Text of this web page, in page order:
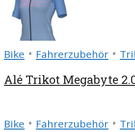
Bike • Fahrerzubehör •
Alé Trikot Megabyte
Bike • Fahrerzubehör •